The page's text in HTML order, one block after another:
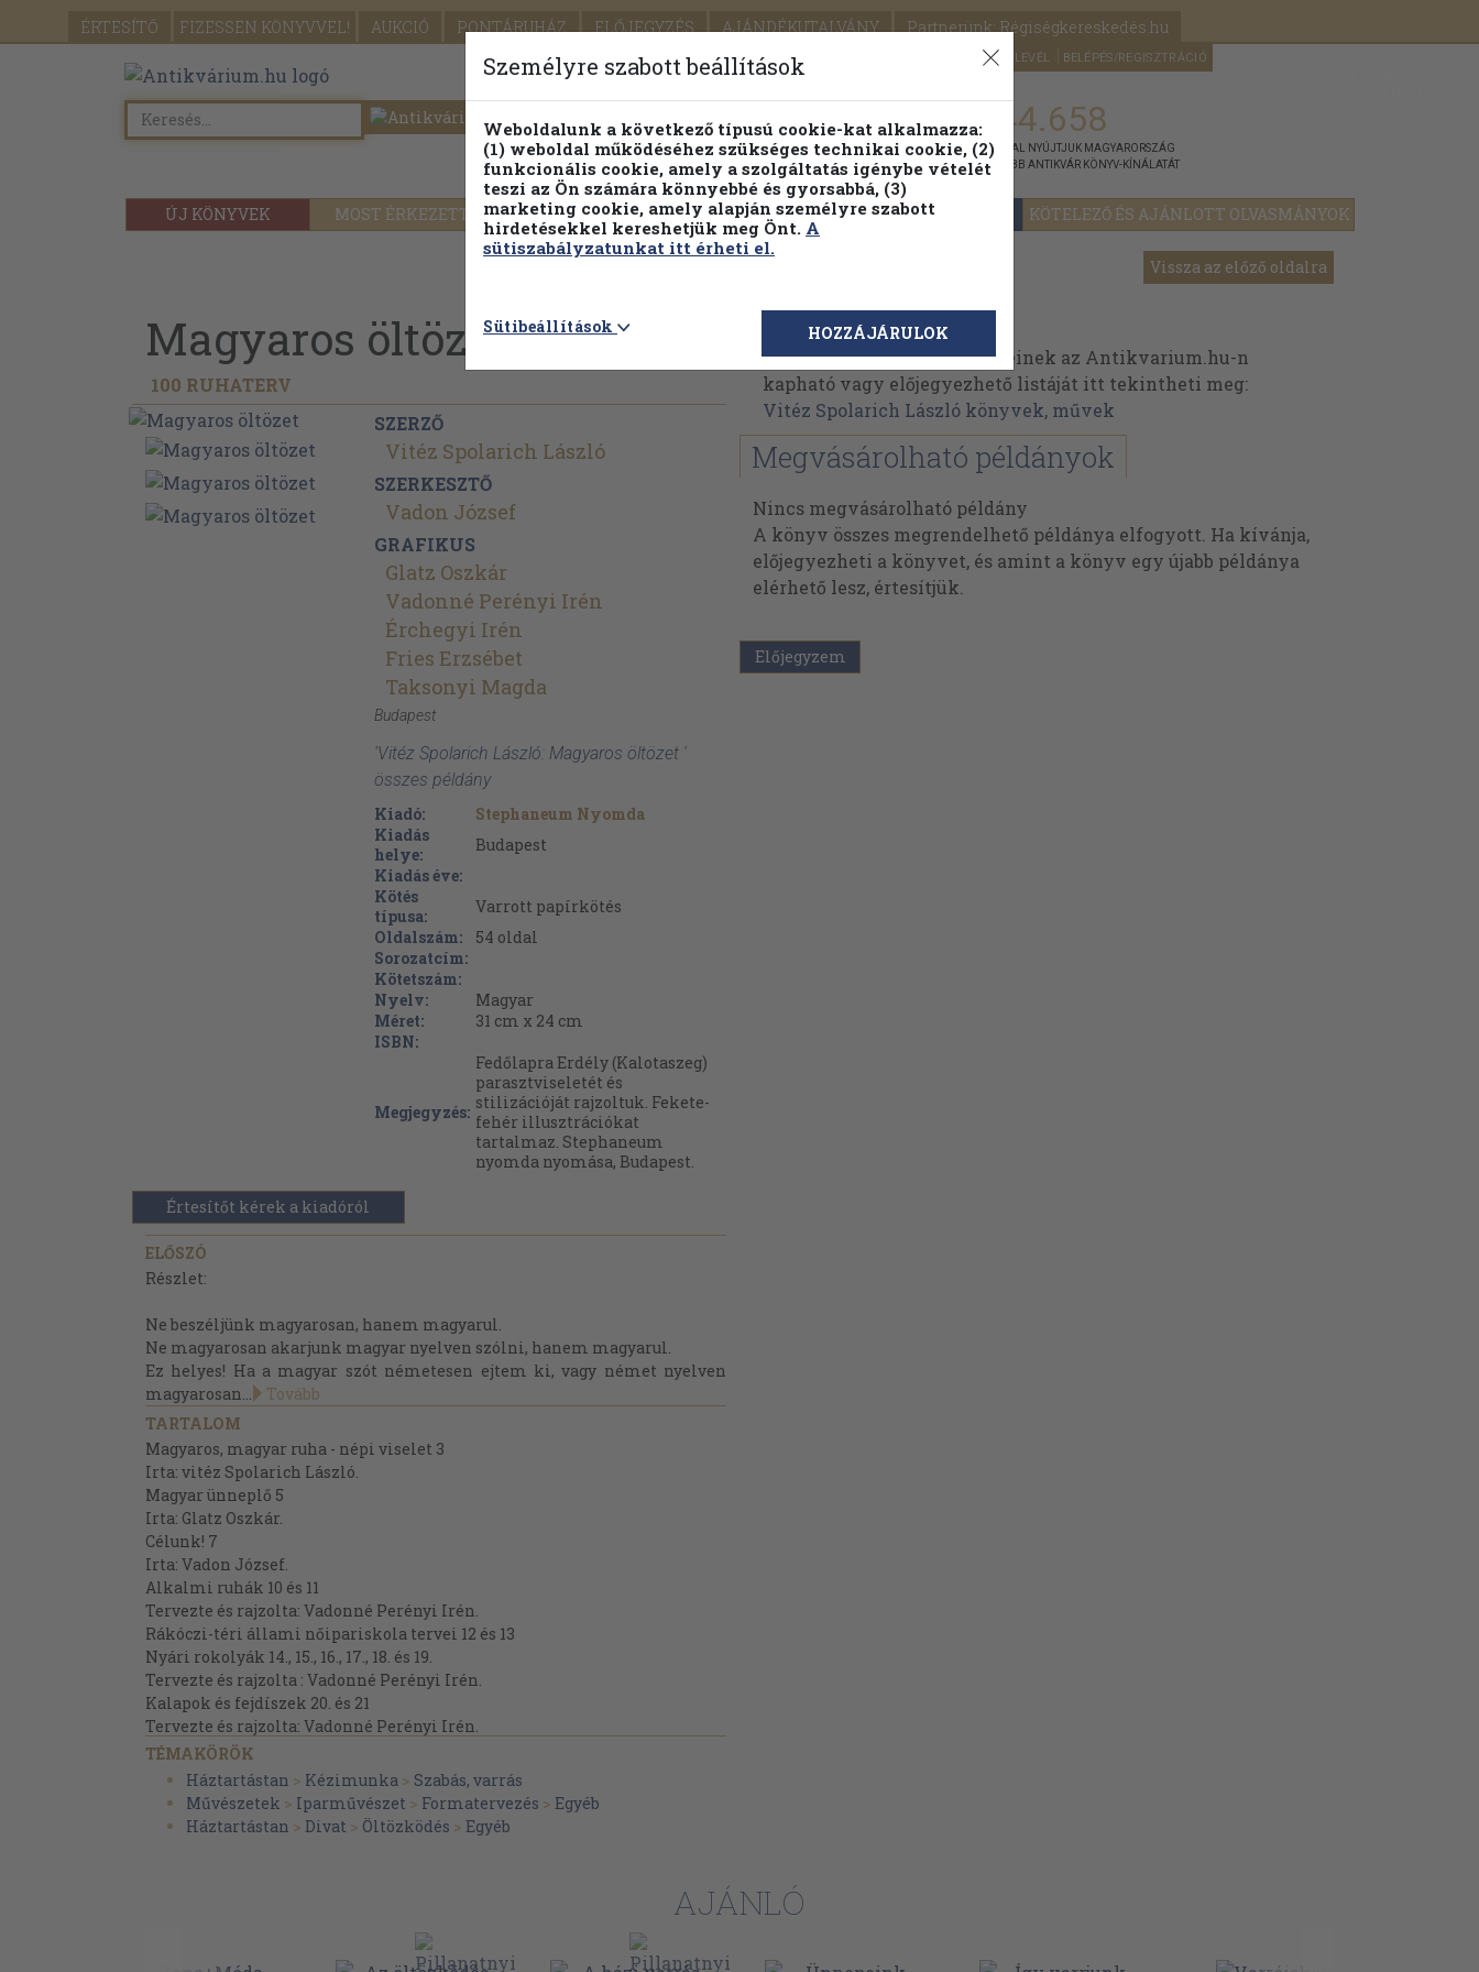
ÉRTESÍTŐ FIZESSEN KÖNYVVEL! AUKCIÓ PONTÁRUHÁZ ELŐJEGYZÉS AJÁNDÉKUTALVÁNY Partnerünk: Régiségkereskedés.hu
SEGÍTSÉG HÍRLEVÉL BELÉPÉS/REGISZTRÁCIÓ
ÚJ KÖNYVEK MOST ÉRKEZETT PILLANATNYI ÁRAINK FENNTARTHATÓ OLVASMÁNYOK KÖTELEZŐ ÉS AJÁNLOTT OLVASMÁNYOK
Részletes kereső Témaköri fa 1.144.658
KIADVÁNNYAL NYÚJTJUK MAGYARORSZÁG
LEGNAGYOBB ANTIKVÁR KÖNYV-KÍNÁLATÁT
Vissza az előző oldalra
Magyaros öltözet
100 RUHATERV
SZERZŐ
Vitéz Spolarich László
SZERKESZTŐ
Vadon József
GRAFIKUS
Glatz Oszkár
Vadonné Perényi Irén
Érchegyi Irén
Fries Erzsébet
Taksonyi Magda
Budapest
'Vitéz Spolarich László: Magyaros öltözet '
összes példány
Kiadó:
Stephaneum Nyomda
Kiadás
helye:
Budapest
Kiadás éve:
Kötés
típusa:
Varrott papírkötés
Oldalszám:
54 oldal
Sorozatcím:
Kötetszám:
Nyelv:
Magyar
Méret:
31 cm x 24 cm
ISBN:
Megjegyzés:
Fedőlapra Erdély (Kalotaszeg)
parasztviseletét és
stilizációját rajzoltuk. Fekete-
fehér illusztrációkat
tartalmaz. Stephaneum
nyomda nyomása, Budapest.
Értesítőt kérek a kiadóról
ELŐSZÓ
Részlet:
Ne beszéljünk magyarosan, hanem magyarul.
Ne magyarosan akarjunk magyar nyelven szólni, hanem magyarul.
Ez helyes! Ha a magyar szót németesen ejtem ki, vagy német nyelven
magyarosan...
Tovább
TARTALOM
Magyaros, magyar ruha - népi viselet 3
Irta: vitéz Spolarich László.
Magyar ünneplő 5
Irta: Glatz Oszkár.
Célunk! 7
Irta: Vadon József.
Alkalmi ruhák 10 és 11
Tervezte és rajzolta: Vadonné Perényi Irén.
Rákóczi-téri állami nőipariskola tervei 12 és 13
Nyári rokolyák 14., 15., 16., 17., 18. és 19.
Tervezte és rajzolta : Vadonné Perényi Irén.
Kalapok és fejdíszek 20. és 21
Tervezte és rajzolta: Vadonné Perényi Irén.
Lajos-utcai nőipariskola tervei ... ... 22., 23. és 24.
Tervezte: Érchegyi Irén.
Szent László-téri nőipariskola tervei 25.
Divatos kendők 26. és 27.
Tervezte és rajzolta: Vadonné Perényi Irén.
Tervezte és rajzolta: Vadonné Perényi Irén.
TÉMAKÖRÖK
Háztartástan > Kézimunka > Szabás, varrás
Művészetek > Iparművészet > Formatervezés > Egyéb
Háztartástan > Divat > Öltözködés > Egyéb
Vitéz Spolarich László
Vitéz Spolarich László műveinek az Antikvarium.hu-n
kapható vagy előjegyezhető listáját itt tekintheti meg:
Vitéz Spolarich László könyvek, művek
Megvásárolható példányok
Nincs megvásárolható példány
A könyv összes megrendelhető példánya elfogyott. Ha kívánja,
előjegyezheti a könyvet, és amint a könyv egy újabb példánya
elérhető lesz, értesítjük.
Előjegyzem
AJÁNLÓ
Személyre szabott beállítások
Weboldalunk a következő típusú cookie-kat alkalmazza:
(1) weboldal működéséhez szükséges technikai cookie, (2)
funkcionális cookie, amely a szolgáltatás igénybe vételét
teszi az Ön számára könnyebbé és gyorsabbá, (3)
marketing cookie, amely alapján személyre szabott
hirdetésekkel kereshetjük meg Önt. A
sütiszabályzatunkat itt érheti el.
Sütibeállítások HOZZÁJÁRULOK